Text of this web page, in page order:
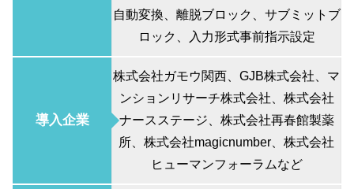
自動変換、離脱ブロック、サブミットブ
ロック、入力形式事前指示設定
導入企業
株式会社ガモウ関西、GJB株式会社、マ
ンションリサーチ株式会社、株式会社
ナースステージ、株式会社再春館製薬
所、株式会社magicnumber、株式会社
ヒューマンフォーラムなど